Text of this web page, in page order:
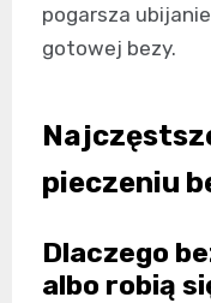
pogarsza
gotowej bezy.
pieczeniu
Dlaczego
albo robią